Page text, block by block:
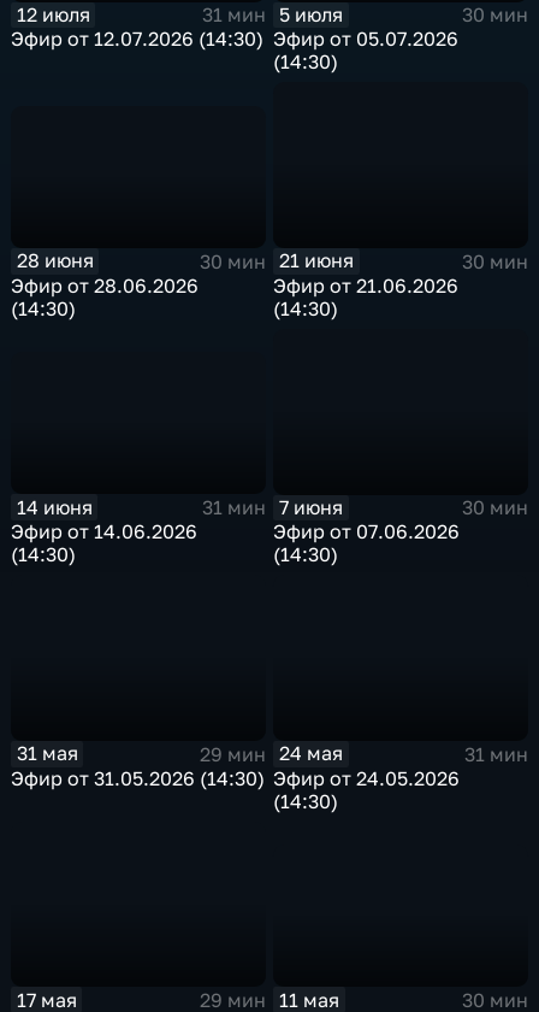
12 июля
31 мин
Эфир от 12.07.2026 (14:30)
5 июля
30 мин
Эфир от 05.07.2026
(14:30)
28 июня
30 мин
Эфир от 28.06.2026
(14:30)
21 июня
30 мин
Эфир от 21.06.2026
(14:30)
14 июня
31 мин
Эфир от 14.06.2026
(14:30)
7 июня
30 мин
Эфир от 07.06.2026
(14:30)
31 мая
29 мин
Эфир от 31.05.2026 (14:30)
24 мая
31 мин
Эфир от 24.05.2026
(14:30)
17 мая 29 мин 11 мая 30 мин